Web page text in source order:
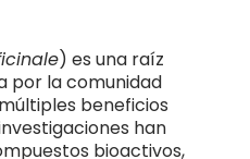
) es una raíz
por la comunidad
beneficios
han
bioactivos,